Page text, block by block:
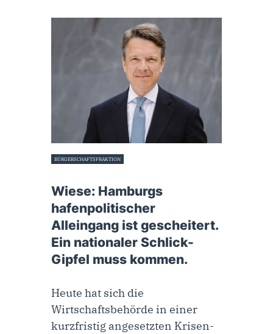
BÜRGERSCHAFTSFRAKTION
Wiese: Hamburgs
hafenpolitischer
Alleingang ist gescheitert.
Ein nationaler Schlick-
Gipfel muss kommen.
Heute hat sich die
Wirtschaftsbehörde in einer
kurzfristig angesetzten Krisen-